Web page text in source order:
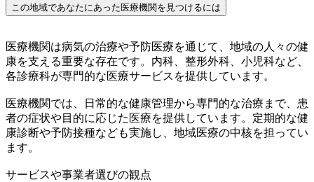
この地域であなたにあった医療機関を見つけるには
医療機関は病気の治療や予防医療を通じて、地域の人々の健
康を支える重要な存在です。内科、整形外科、小児科など、
各診療科が専門的な医療サービスを提供しています。
医療機関では、日常的な健康管理から専門的な治療まで、患
者の症状や目的に応じた医療を提供しています。定期的な健
康診断や予防接種なども実施し、地域医療の中核を担ってい
ます。
サービスや事業者選びの観点